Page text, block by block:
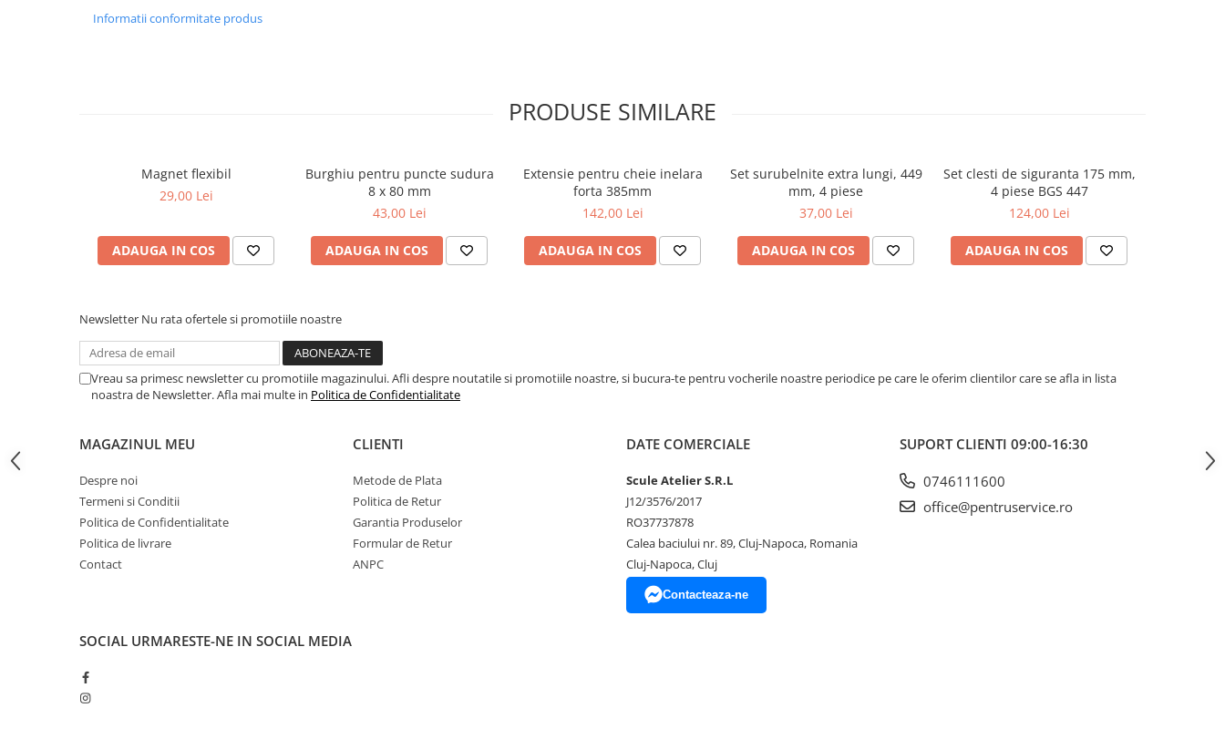
Mercedes-Benz
Pistoale pneumatice
Alte Scule Pneumatice
Accesorii Pneumatice
Biax & slefuitor
Accesorii pentru sisteme de
Informatii conformitate produs
PRODUSE SIMILARE
Magnet flexibil
29,00 Lei
ADAUGA IN COS
Burghiu pentru puncte sudura
8 x 80 mm
43,00 Lei
ADAUGA IN COS
Extensie pentru cheie inelara
forta 385mm
142,00 Lei
ADAUGA IN COS
Set surubelnite extra lungi, 449
mm, 4 piese
37,00 Lei
ADAUGA IN COS
Set clesti de siguranta 175 mm,
4 piese BGS 447
124,00 Lei
ADAUGA IN COS
Newsletter Nu rata ofertele si promotiile noastre
Vreau sa primesc newsletter cu promotiile magazinului. Afli despre noutatile si promotiile noastre, si bucura-te pentru vocherile noastre periodice pe care le oferim clientilor care se afla in lista
noastra de Newsletter. Afla mai multe in Politica de Confidentialitate
MAGAZINUL MEU
Despre noi
Termeni si Conditii
Politica de Confidentialitate
Politica de livrare
Contact
CLIENTI
Metode de Plata
Politica de Retur
Garantia Produselor
Formular de Retur
ANPC
DATE COMERCIALE
Scule Atelier S.R.L
J12/3576/2017
RO37737878
Calea baciului nr. 89, Cluj-Napoca, Romania
Cluj-Napoca, Cluj
Contacteaza-ne
SUPORT CLIENTI 09:00-16:30
0746111600
office@pentruservice.ro
SOCIAL URMARESTE-NE IN SOCIAL MEDIA